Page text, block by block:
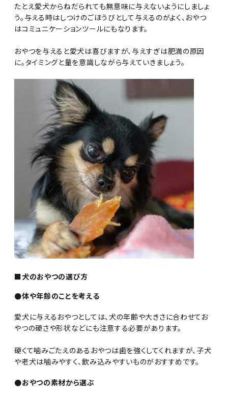
たとえ愛犬からねだられても無意味に与えないようにしましょ
う。与える時はしつけのごほうびとして与えるのがよく、おやつ
はコミュニケーションツールにもなります。
おやつを与えると愛犬は喜びますが、与えすぎは肥満の原因
に。タイミングと量を意識しながら与えていきましょう。
■犬のおやつの選び方
●体や年齢のことを考える
愛犬に与えるおやつとしては、犬の年齢や大きさに合わせてお
やつの硬さや形状などにも注意する必要があります。
硬くて噛みごたえのあるおやつは歯を強くしてくれますが、子犬
や老犬は噛みやすく、飲み込みやすいものがおすすめです。
●おやつの素材から選ぶ